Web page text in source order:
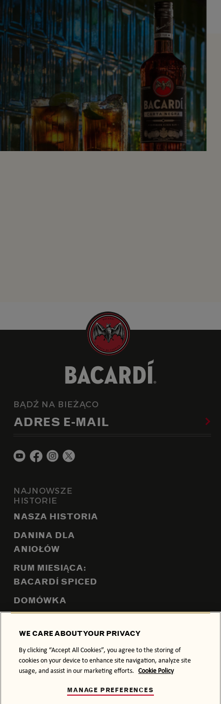
BĄDŹ NA BIEŻĄCO
ADRES E-MAIL
NAJNOWSZE
HISTORIE
NASZA HISTORIA
DANINA DLA
ANIOŁÓW
RUM MIESIĄCA:
BACARDÍ SPICED
DOMÓWKA
O NAS
SKONTAKTUJ SIĘ Z
WE CARE ABOUT YOUR PRIVACY
By clicking “Accept All Cookies”, you agree to the storing of
cookies on your device to enhance site navigation, analyze site
usage, and assist in our marketing efforts. Cookie Policy
MANAGE PREFERENCES